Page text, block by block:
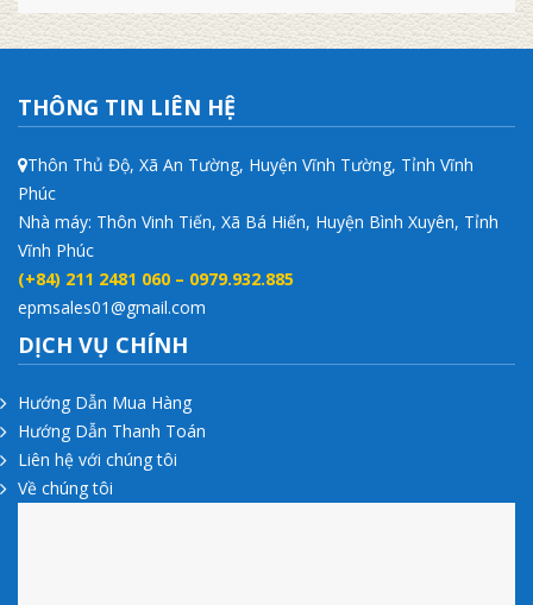
THÔNG TIN LIÊN HỆ
Thôn Thủ Độ, Xã An Tường, Huyện Vĩnh Tường, Tỉnh Vĩnh
Phúc
Nhà máy: Thôn Vinh Tiến, Xã Bá Hiến, Huyện Bình Xuyên, Tỉnh
Vĩnh Phúc
(+84) 211 2481 060 – 0979.932.885
epmsales01@gmail.com
DỊCH VỤ CHÍNH
Hướng Dẫn Mua Hàng
Hướng Dẫn Thanh Toán
Liên hệ với chúng tôi
Về chúng tôi